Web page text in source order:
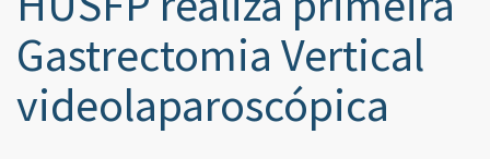
Gastrectomia Vertical
videolaparoscópica